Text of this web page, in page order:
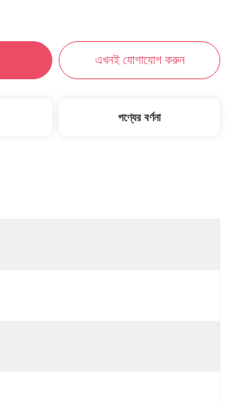
এখনই যোগাযোগ করুন
পণ্যের বর্ণনা